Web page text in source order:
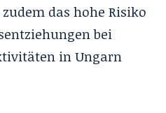
das hohe Risiko
bei
in Ungarn